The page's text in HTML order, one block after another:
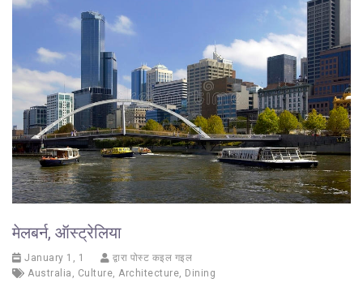
मेलबर्न, ऑस्ट्रेलिया
January 1, 1
द्वारा पोस्ट कइल गइल
Australia
Culture Architecture Dining